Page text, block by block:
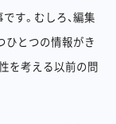
す。むしろ、編集
ひとつの情報がき
を考える以前の問